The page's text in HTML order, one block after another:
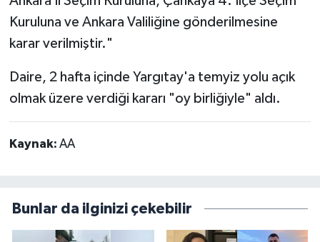
Kuruluna ve Ankara Valiliğine gönderilmesine
karar verilmiştir."
Daire, 2 hafta içinde Yargıtay'a temyiz yolu açık
olmak üzere verdiği kararı "oy birliğiyle" aldı.
Kaynak: AA
Bunlar da ilginizi çekebilir